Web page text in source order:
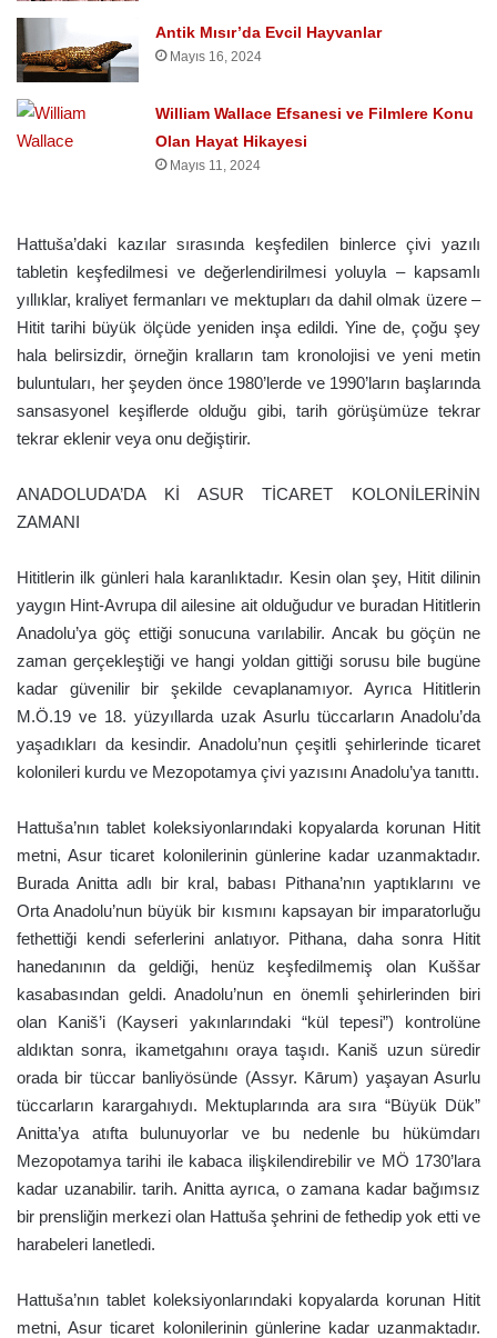
Antik Mısır’da Evcil Hayvanlar
Mayıs 16, 2024
William Wallace Efsanesi ve Filmlere Konu
Olan Hayat Hikayesi
Mayıs 11, 2024
Hattuša’daki kazılar sırasında keşfedilen binlerce çivi yazılı
tabletin keşfedilmesi ve değerlendirilmesi yoluyla – kapsamlı
yıllıklar, kraliyet fermanları ve mektupları da dahil olmak üzere –
Hitit tarihi büyük ölçüde yeniden inşa edildi. Yine de, çoğu şey
hala belirsizdir, örneğin kralların tam kronolojisi ve yeni metin
buluntuları, her şeyden önce 1980’lerde ve 1990’ların başlarında
sansasyonel keşiflerde olduğu gibi, tarih görüşümüze tekrar
tekrar eklenir veya onu değiştirir.
ANADOLUDA’DA Kİ ASUR TİCARET KOLONİLERİNİN
ZAMANI
Hititlerin ilk günleri hala karanlıktadır. Kesin olan şey, Hitit dilinin
yaygın Hint-Avrupa dil ailesine ait olduğudur ve buradan Hititlerin
Anadolu’ya göç ettiği sonucuna varılabilir. Ancak bu göçün ne
zaman gerçekleştiği ve hangi yoldan gittiği sorusu bile bugüne
kadar güvenilir bir şekilde cevaplanamıyor. Ayrıca Hititlerin
M.Ö.19 ve 18. yüzyıllarda uzak Asurlu tüccarların Anadolu’da
yaşadıkları da kesindir. Anadolu’nun çeşitli şehirlerinde ticaret
kolonileri kurdu ve Mezopotamya çivi yazısını Anadolu’ya tanıttı.
Hattuša’nın tablet koleksiyonlarındaki kopyalarda korunan Hitit
metni, Asur ticaret kolonilerinin günlerine kadar uzanmaktadır.
Burada Anitta adlı bir kral, babası Pithana’nın yaptıklarını ve
Orta Anadolu’nun büyük bir kısmını kapsayan bir imparatorluğu
fethettiği kendi seferlerini anlatıyor. Pithana, daha sonra Hitit
hanedanının da geldiği, henüz keşfedilmemiş olan Kuššar
kasabasından geldi. Anadolu’nun en önemli şehirlerinden biri
olan Kaniš’i (Kayseri yakınlarındaki “kül tepesi”) kontrolüne
aldıktan sonra, ikametgahını oraya taşıdı. Kaniš uzun süredir
orada bir tüccar banliyösünde (Assyr. Kārum) yaşayan Asurlu
tüccarların karargahıydı. Mektuplarında ara sıra “Büyük Dük”
Anitta’ya atıfta bulunuyorlar ve bu nedenle bu hükümdarı
Mezopotamya tarihi ile kabaca ilişkilendirebilir ve MÖ 1730’lara
kadar uzanabilir. tarih. Anitta ayrıca, o zamana kadar bağımsız
bir prensliğin merkezi olan Hattuša şehrini de fethedip yok etti ve
harabeleri lanetledi.
Hattuša’nın tablet koleksiyonlarındaki kopyalarda korunan Hitit
metni, Asur ticaret kolonilerinin günlerine kadar uzanmaktadır.